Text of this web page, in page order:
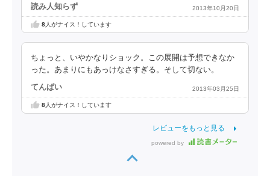
読み人知らず 2013年10月20日
8人がナイス！しています
ちょっと、いやかなりショック。この展開は予想できなか
った。あまりにもあっけなさすぎる。そして切ない。
てんぱい 2013年03月25日
8人がナイス！しています
レビューをもっと見る
powered by